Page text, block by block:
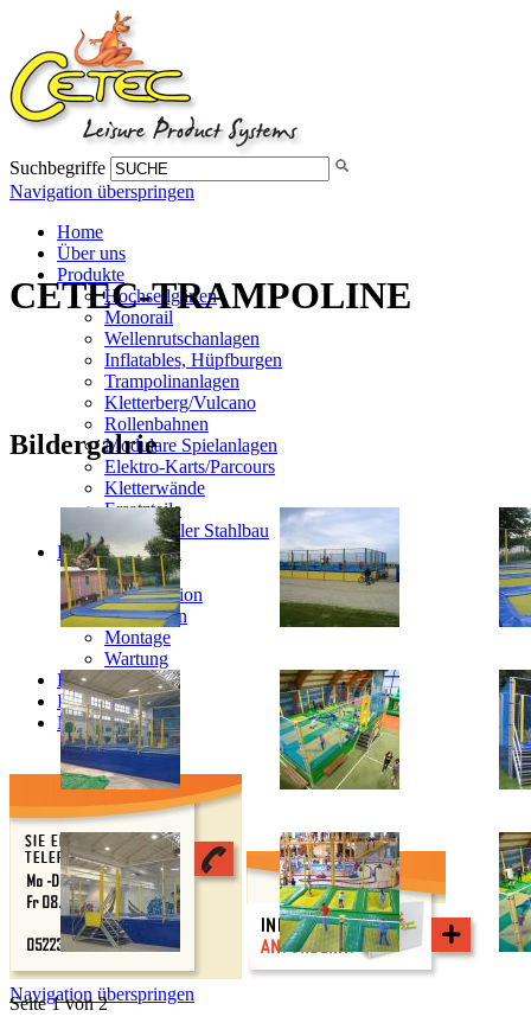
Suchbegriffe
Navigation überspringen
Home
Über uns
Produkte
Hochseilgärten
Monorail
Wellenrutschanlagen
Inflatables, Hüpfburgen
Trampolinanlagen
Kletterberg/Vulcano
Rollenbahnen
Modulare Spielanlagen
Elektro-Karts/Parcours
Kletterwände
Ersatzteile
Individueller Stahlbau
Dienstleistungen
Planung
Konstruktion
Produktion
Montage
Wartung
Kontakt
Infomaterial
Newsletter
Navigation überspringen
CETEC-TRAMPOLINE
Bildergalrie
Seite 1 von 2